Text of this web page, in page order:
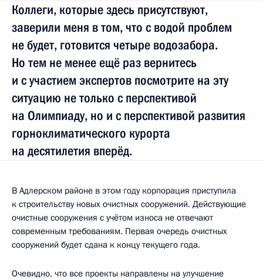
Коллеги, которые здесь присутствуют,
заверили меня в том, что с водой проблем
не будет, готовится четыре водозабора.
Но тем не менее ещё раз вернитесь
и с участием экспертов посмотрите на эту
ситуацию не только с перспективой
на Олимпиаду, но и с перспективой развития
горноклиматического курорта
на десятилетия вперёд.
В Адлерском районе в этом году корпорация приступила
к строительству новых очистных сооружений. Действующие
очистные сооружения с учётом износа не отвечают
современным требованиям. Первая очередь очистных
сооружений будет сдана к концу текущего года.
Очевидно, что все проекты направлены на улучшение